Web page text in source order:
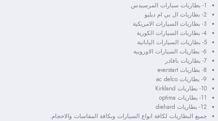
1- بطاريات سيارات المرسيدس
2- بطاريات ال بي ام دبليو
3- بطاريات السيارات الامريكية
4- بطاريات السيارات الكورية
5- بطاريات السيارات اليابانية
6- بطاريات السيارات الاوروبية
7- بطاريات باقادر
8- بطاريات everstart
9- بطاريات ac delco
10- بطاريات Kirkland
11- بطاريات optima
12- بطاريات diehard
جميع البطاريات لكافة انواع السيارات وبكافة المقاسات والاحجام.